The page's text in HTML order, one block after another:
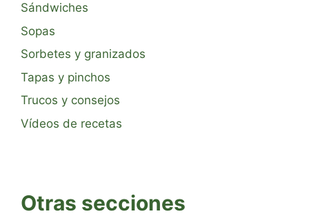
Sándwiches
Sopas
Sorbetes y granizados
Tapas y pinchos
Trucos y consejos
Vídeos de recetas
Otras secciones